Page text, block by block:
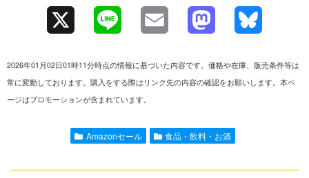
e
l o
2026年01月02日01時11分時点の情報に基づいた内容です。価格や在庫、販売条件等は
常に変動しております。購入をする際はリンク先の内容の確認をお願いします。本ペ
ージはプロモーションが含まれています。
Amazonセール 食品・飲料・お酒